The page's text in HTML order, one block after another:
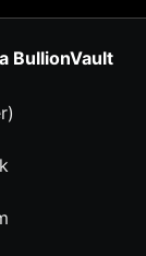
BullionVault